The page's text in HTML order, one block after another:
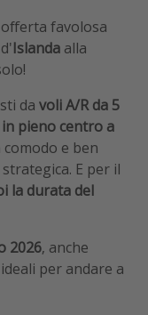
favolosa
Islanda alla
da voli A/R da 5
pieno centro a
e ben
E per il
la durata del
2026, anche
per andare a